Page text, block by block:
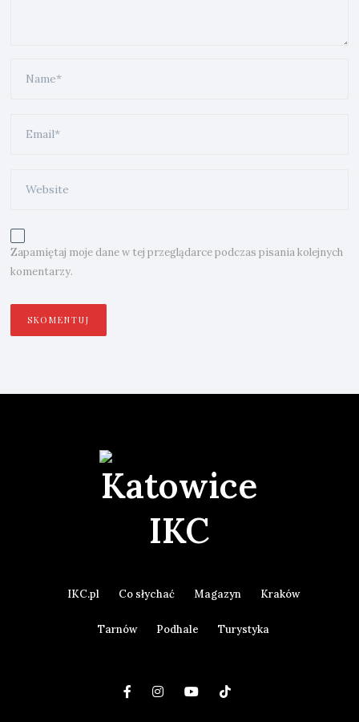
Zapamiętaj moje dane w tej przeglądarce podczas pisania kolejnych
komentarzy.
IKC.pl Co słychać Magazyn Kraków
Tarnów Podhale Turystyka